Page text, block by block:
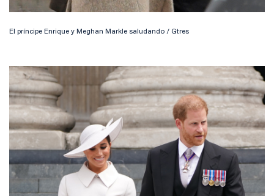
El príncipe Enrique y Meghan Markle saludando / Gtres